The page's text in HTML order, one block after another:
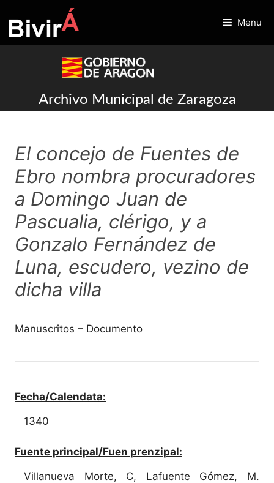
to
content
Menu
Archivo Municipal de Zaragoza
El concejo de Fuentes de
Ebro nombra procuradores
a Domingo Juan de
Pascualia, clérigo, y a
Gonzalo Fernández de
Luna, escudero, vezino de
dicha villa
Manuscritos – Documento
Fecha/Calendata:
1340
Fuente principal/Fuen prenzipal:
Villanueva Morte, C, Lafuente Gómez, M.